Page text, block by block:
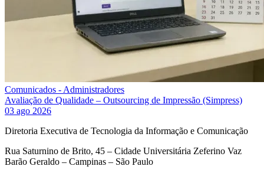
Comunicados - Administradores
Avaliação de Qualidade – Outsourcing de Impressão (Simpress)
03 ago 2026
Diretoria Executiva de Tecnologia da Informação e Comunicação
Rua Saturnino de Brito, 45 – Cidade Universitária Zeferino Vaz
Barão Geraldo – Campinas – São Paulo